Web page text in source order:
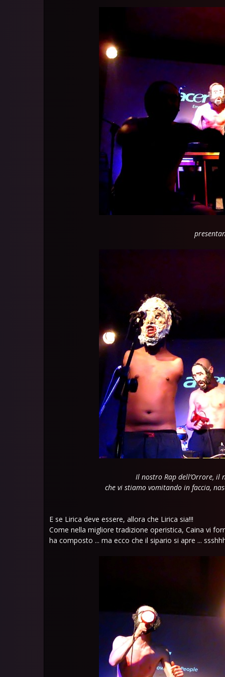
Il nostro Rap dell’Orrore,
che vi stiamo vomitando in faccia,
E se Lirica deve essere, allora che Lirica sia!!!
Come nella migliore tradizione operistica, Caina vi
ha composto ... ma ecco che il sipario si apre ...